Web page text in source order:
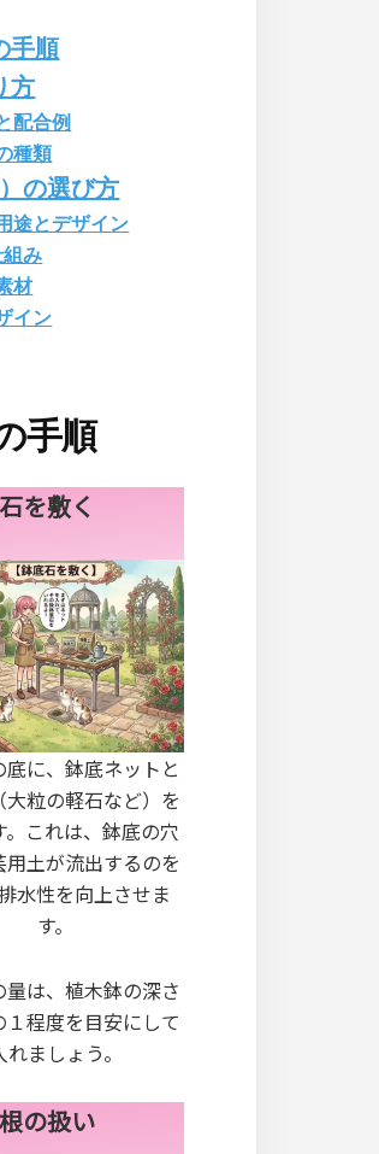
手順
方
配合例
種類
の選び方
途とデザイン
組み
材
イン
手順
を敷く
に、鉢底ネットと
大粒の軽石など）を
。これは、鉢底の穴
用土が流出するのを
水性を向上させま
す。
量は、植木鉢の深さ
１程度を目安にして
れましょう。
の扱い